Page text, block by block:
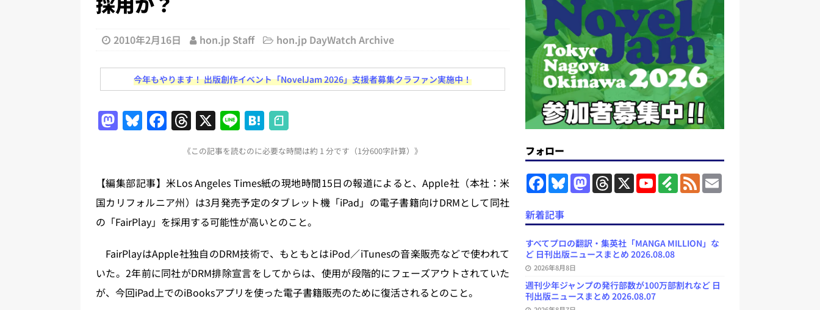
[ 2026年8月3日 ]
[ 2026年8月2日 ] EUが生成AIコンテンツの識別表示を義務化など 日刊出版ニュースまとめ 2026.08.02
[ 2026年8月1日 ] 文科省、プログラミング教育にAI活用方針など 日刊出版ニュースまとめ 2026.08.01
[ 2026年7月31日 ] HON.jp News Blogに拡張検索生成（RAG）で回答を返すチャットボットを設置など
日刊出版ニュースまとめ 2026.07.31
日刊出版ニュースまとめ
[ 2026年7月30日 ] チャットボット（ベータ版）を公開しました
お知らせ
[ 2026年8月8日 ] すべてプロの翻訳・集英社「MANGA MILLION」など 日刊出版ニュースまとめ
[ 2026年8月7日 ] 週刊少年ジャンプの発行部数が100万部割れなど 日刊出版ニュースまとめ 2026.08.07
日刊出版ニュースまとめ
2010年2月16日 hon.jp Staff hon.jp DayWatch Archive
今年もやります！ 出版創作イベント「NovelJam 2026」支援者募集クラファン実施中！
M
o
d
o
Bl
s
k
y
F
e
b
o
k
T
re
a
d
s
X Li
n
e
H
at
e
n
a
《この記事を読むのに必要な時間は約 1 分です（1分600字計算）》
【編集部記事】米Los Angeles Times紙の現地時間15日の報道によると、Apple社（本社：米
国カリフォルニア州）は3月発売予定のタブレット機「iPad」の電子書籍向けDRMとして同社
の「FairPlay」を採用する可能性が高いとのこと。
FairPlayはApple社独自のDRM技術で、もともとはiPod／iTunesの音楽販売などで使われて
いた。2年前に同社がDRM排除宣言をしてからは、使用が段階的にフェーズアウトされていた
が、今回iPad上でのiBooksアプリを使った電子書籍販売のために復活されるとのこと。
フォロー
F
a
e
b
o
o
k
B
l
k
y
M
a
d
o
n
T
h
d
s
X
Y
o
b
e
C
h
n
e
F
e
y
F
e
E
m
新着記事
すべてプロの翻訳・集英社「MANGA MILLION」な
ど 日刊出版ニュースまとめ 2026.08.08
2026年8月8日
週刊少年ジャンプの発行部数が100万部割れなど 日
刊出版ニュースまとめ 2026.08.07